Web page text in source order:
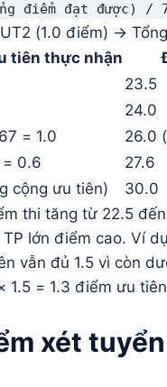
điểm đạt được) /
(1.0 điểm) →
tiên thực nhận
23.5
24.0
= 1.0
26.0
= 0.6
27.6
cộng ưu tiên)
30.0
thi tăng từ 22.5
lớn điểm cao. Ví
vẫn đủ 1.5 vì còn
= 1.3 điểm ưu
xét